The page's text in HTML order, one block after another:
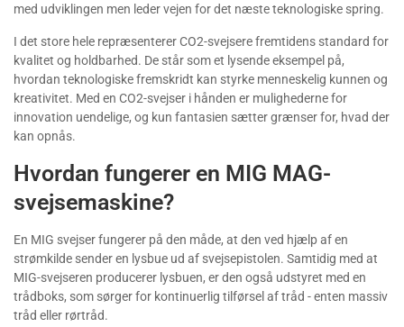
med udviklingen men leder vejen for det næste teknologiske spring.
I det store hele repræsenterer CO2-svejsere fremtidens standard for
kvalitet og holdbarhed. De står som et lysende eksempel på,
hvordan teknologiske fremskridt kan styrke menneskelig kunnen og
kreativitet. Med en CO2-svejser i hånden er mulighederne for
innovation uendelige, og kun fantasien sætter grænser for, hvad der
kan opnås.
Hvordan fungerer en MIG MAG-
svejsemaskine?
En MIG svejser fungerer på den måde, at den ved hjælp af en
strømkilde sender en lysbue ud af svejsepistolen. Samtidig med at
MIG-svejseren producerer lysbuen, er den også udstyret med en
trådboks, som sørger for kontinuerlig tilførsel af tråd - enten massiv
tråd eller rørtråd.